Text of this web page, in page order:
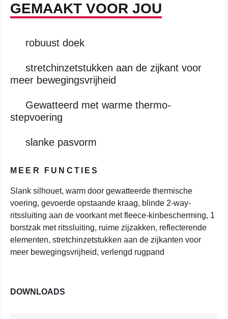
GEMAAKT VOOR JOU
robuust doek
stretchinzetstukken aan de zijkant voor
meer bewegingsvrijheid
Gewatteerd met warme thermo-
stepvoering
slanke pasvorm
MEER FUNCTIES
Slank silhouet, warm door gewatteerde thermische
voering, gevoerde opstaande kraag, blinde 2-way-
ritssluiting aan de voorkant met fleece-kinbescherming, 1
borstzak met ritssluiting, ruime zijzakken, reflecterende
elementen, stretchinzetstukken aan de zijkanten voor
meer bewegingsvrijheid, verlengd rugpand
DOWNLOADS